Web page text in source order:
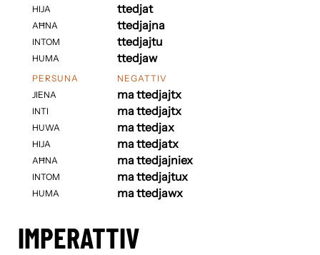
HIJA
AĦNA
INTOM
HUMA
ttedjat
ttedjajna
ttedjajtu
ttedjaw
PERSUNA
JIENA
INTI
HUWA
HIJA
AĦNA
INTOM
HUMA
NEGATTIV
ma ttedjajtx
ma ttedjajtx
ma ttedjax
ma ttedjatx
ma ttedjajniex
ma ttedjajtux
ma ttedjawx
IMPERATTIV